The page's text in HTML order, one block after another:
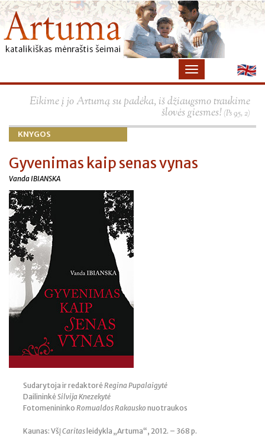
Eikime į jo Artumą su padėka, iš džiaugsmo traukime
šlovės giesmes! (Ps 95, 2)
KNYGOS
Gyvenimas kaip senas vynas
Vanda IBIANSKA
Sudarytoja ir redaktorėRegina Pupalaigytė
DailininkėSilvija Knezekytė
Fotomenininko Romualdos Rakausko nuotraukos
Kaunas: VšĮ Caritas leidykla „Artuma“, 2012. – 368 p.
×